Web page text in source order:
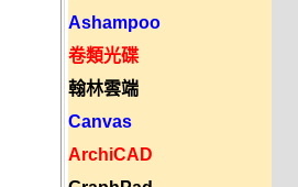
Ashampoo
卷類光碟
翰林雲端
Canvas
ArchiCAD